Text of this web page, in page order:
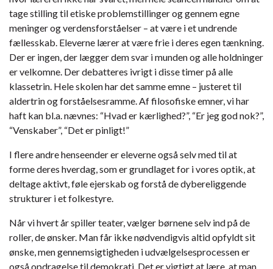
tage stilling til etiske problemstillinger og gennem egne
meninger og verdensforståelser – at være i et undrende
fællesskab. Eleverne lærer at være frie i deres egen tænkning.
Der er ingen, der lægger dem svar i munden og alle holdninger
er velkomne. Der debatteres ivrigt i disse timer på alle
klassetrin. Hele skolen har det samme emne – justeret til
aldertrin og forståelsesramme. Af filosofiske emner, vi har
haft kan bl.a. nævnes: “Hvad er kærlighed?”, “Er jeg god nok?”,
“Venskaber”, “Det er pinligt!”
I flere andre henseender er eleverne også selv med til at
forme deres hverdag, som er grundlaget for i vores optik, at
deltage aktivt, føle ejerskab og forstå de dybereliggende
strukturer i et folkestyre.
Når vi hvert år spiller teater, vælger børnene selv ind på de
roller, de ønsker. Man får ikke nødvendigvis altid opfyldt sit
ønske, men gennemsigtigheden i udvælgelsesprocessen er
også opdragelse til demokrati. Det er vigtigt at lære, at man